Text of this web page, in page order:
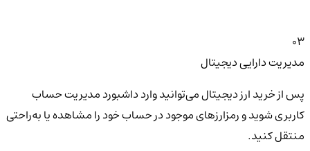
03
مدیریت دارایی دیجیتال
پس از خرید ارز دیجیتال می‌توانید وارد داشبورد مدیریت حساب
کاربری شوید و رمزارزهای موجود در حساب خود را مشاهده یا به‌راحتی
منتقل کنید.